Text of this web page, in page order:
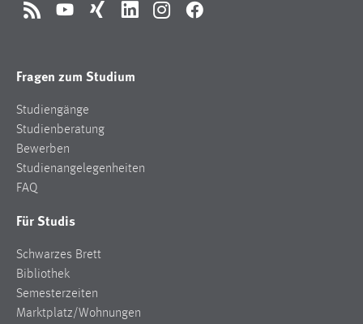
RSS YouTubeXing LinkedInInstagramFacebook
Fragen zum Studium
Studiengänge
Studienberatung
Bewerben
Studienangelegenheiten
FAQ
Für Studis
Schwarzes Brett
Bibliothek
Semesterzeiten
Marktplatz/Wohnungen
Sie tun dies, indem sie Besucher über Websites
Google Ads
Name:
Anbieter:
Google Ireland Limited
Conversion-Tracking
Cookie Laufzeit:
Facebook Pixel